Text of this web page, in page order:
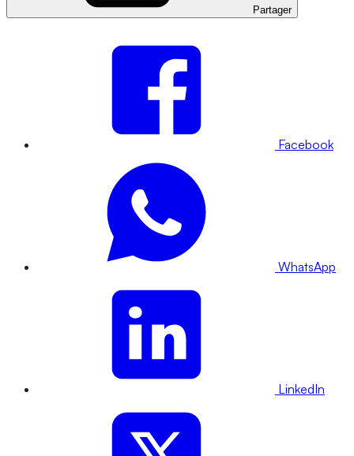
Partager
Facebook
WhatsApp
LinkedIn